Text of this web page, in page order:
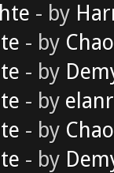
- by
- by
- by
- by
- by
- by